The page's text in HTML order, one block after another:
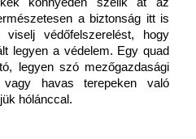
a biztonság itt is
viselj védőfelszerelést, hogy
legyen a védelem. Egy quad
legyen szó mezőgazdasági
vagy havas terepeken való
hólánccal.